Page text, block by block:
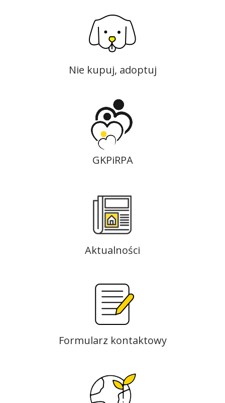
Nie kupuj, adoptuj
GKPiRPA
Aktualności
Formularz kontaktowy